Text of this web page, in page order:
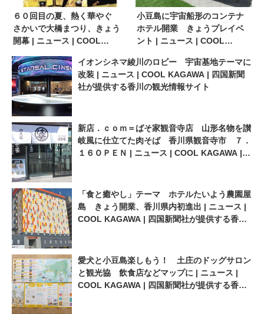
６０回目の夏、熱く華やぐ
さかいで大橋まつり、きょう
開幕 | ニュース | COOL
する香川の観光情報サイト
小豆島に宇宙船形のコンテナ
ホテル開業 きょうプレイベ
ント | ニュース | COOL
する香川の観光情報サイト
イオンシネマ綾川のロビー 宇宙基地テーマに
改装 | ニュース | COOL KAGAWA | 四国新聞
社が提供する香川の観光情報サイト
新店．ｃｏｍ＝ばそ家観音寺店 山形名物を讃
岐風に仕立てた肉そば 香川県観音寺市 ７．
１６ＯＰＥＮ | ニュース | COOL KAGAWA |
「食と癒やし」テーマ ホテルたいよう農園屋
島 きょう開業、香川県内初進出 | ニュース |
COOL KAGAWA | 四国新聞社が提供する香川
愛犬と小豆島楽しもう！ 土庄のドッグサロン
と観光協 飲食店などマップに | ニュース |
COOL KAGAWA | 四国新聞社が提供する香川